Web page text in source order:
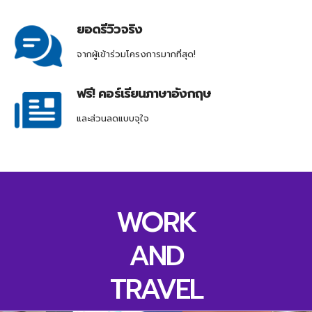
ยอดรีวิวจริง
จากผู้เข้าร่วมโครงการมากที่สุด!
ฟรี! คอร์เรียนภาษาอังกฤษ
และส่วนลดแบบจุใจ
WORK
AND
TRAVEL